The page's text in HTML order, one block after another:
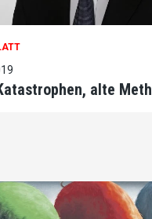
alte